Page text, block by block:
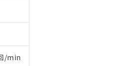
/min
、対応品を出す予定はありません。
中または確認中の商品です。
した場合などやむを得ず変更すること
示します。
を示します。